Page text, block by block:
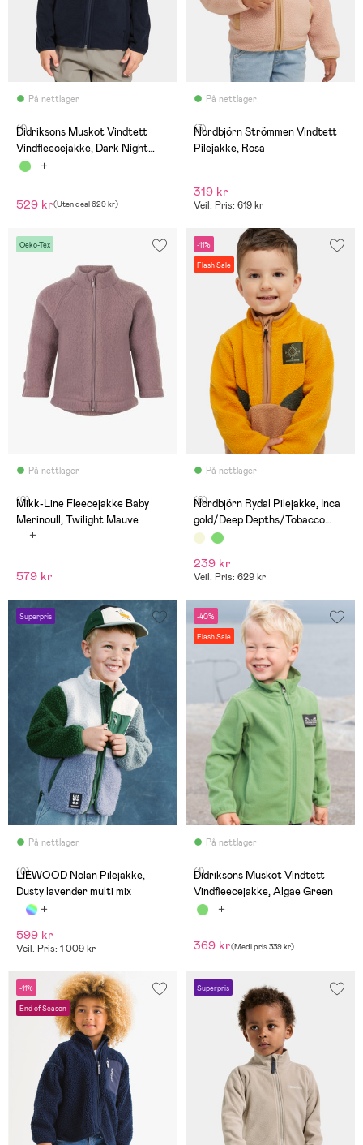
På nettlager
(1)
Didriksons Muskot Vindtett
Vindfleecejakke, Dark Night
Blue
529 kr(Uten deal629 kr)
På nettlager
(3)
Nordbjörn Strömmen Vindtett
Pilejakke, Rosa
319 kr
Veil. Pris: 619 kr
Oeko-Tex
På nettlager
(0)
Mikk-Line Fleecejakke Baby
Merinoull, Twilight Mauve
579 kr
-11%
Flash Sale
På nettlager
(6)
Nordbjörn Rydal Pilejakke, Inca
gold/Deep Depths/Tobacco
brown
239 kr
Veil. Pris: 629 kr
Superpris
På nettlager
(0)
LIEWOOD Nolan Pilejakke,
Dusty lavender multi mix
599 kr
Veil. Pris: 1 009 kr
-40%
Flash Sale
På nettlager
(1)
Didriksons Muskot Vindtett
Vindfleecejakke, Algae Green
369 kr(Medl.pris 339 kr)
-11%
End of Season
Superpris